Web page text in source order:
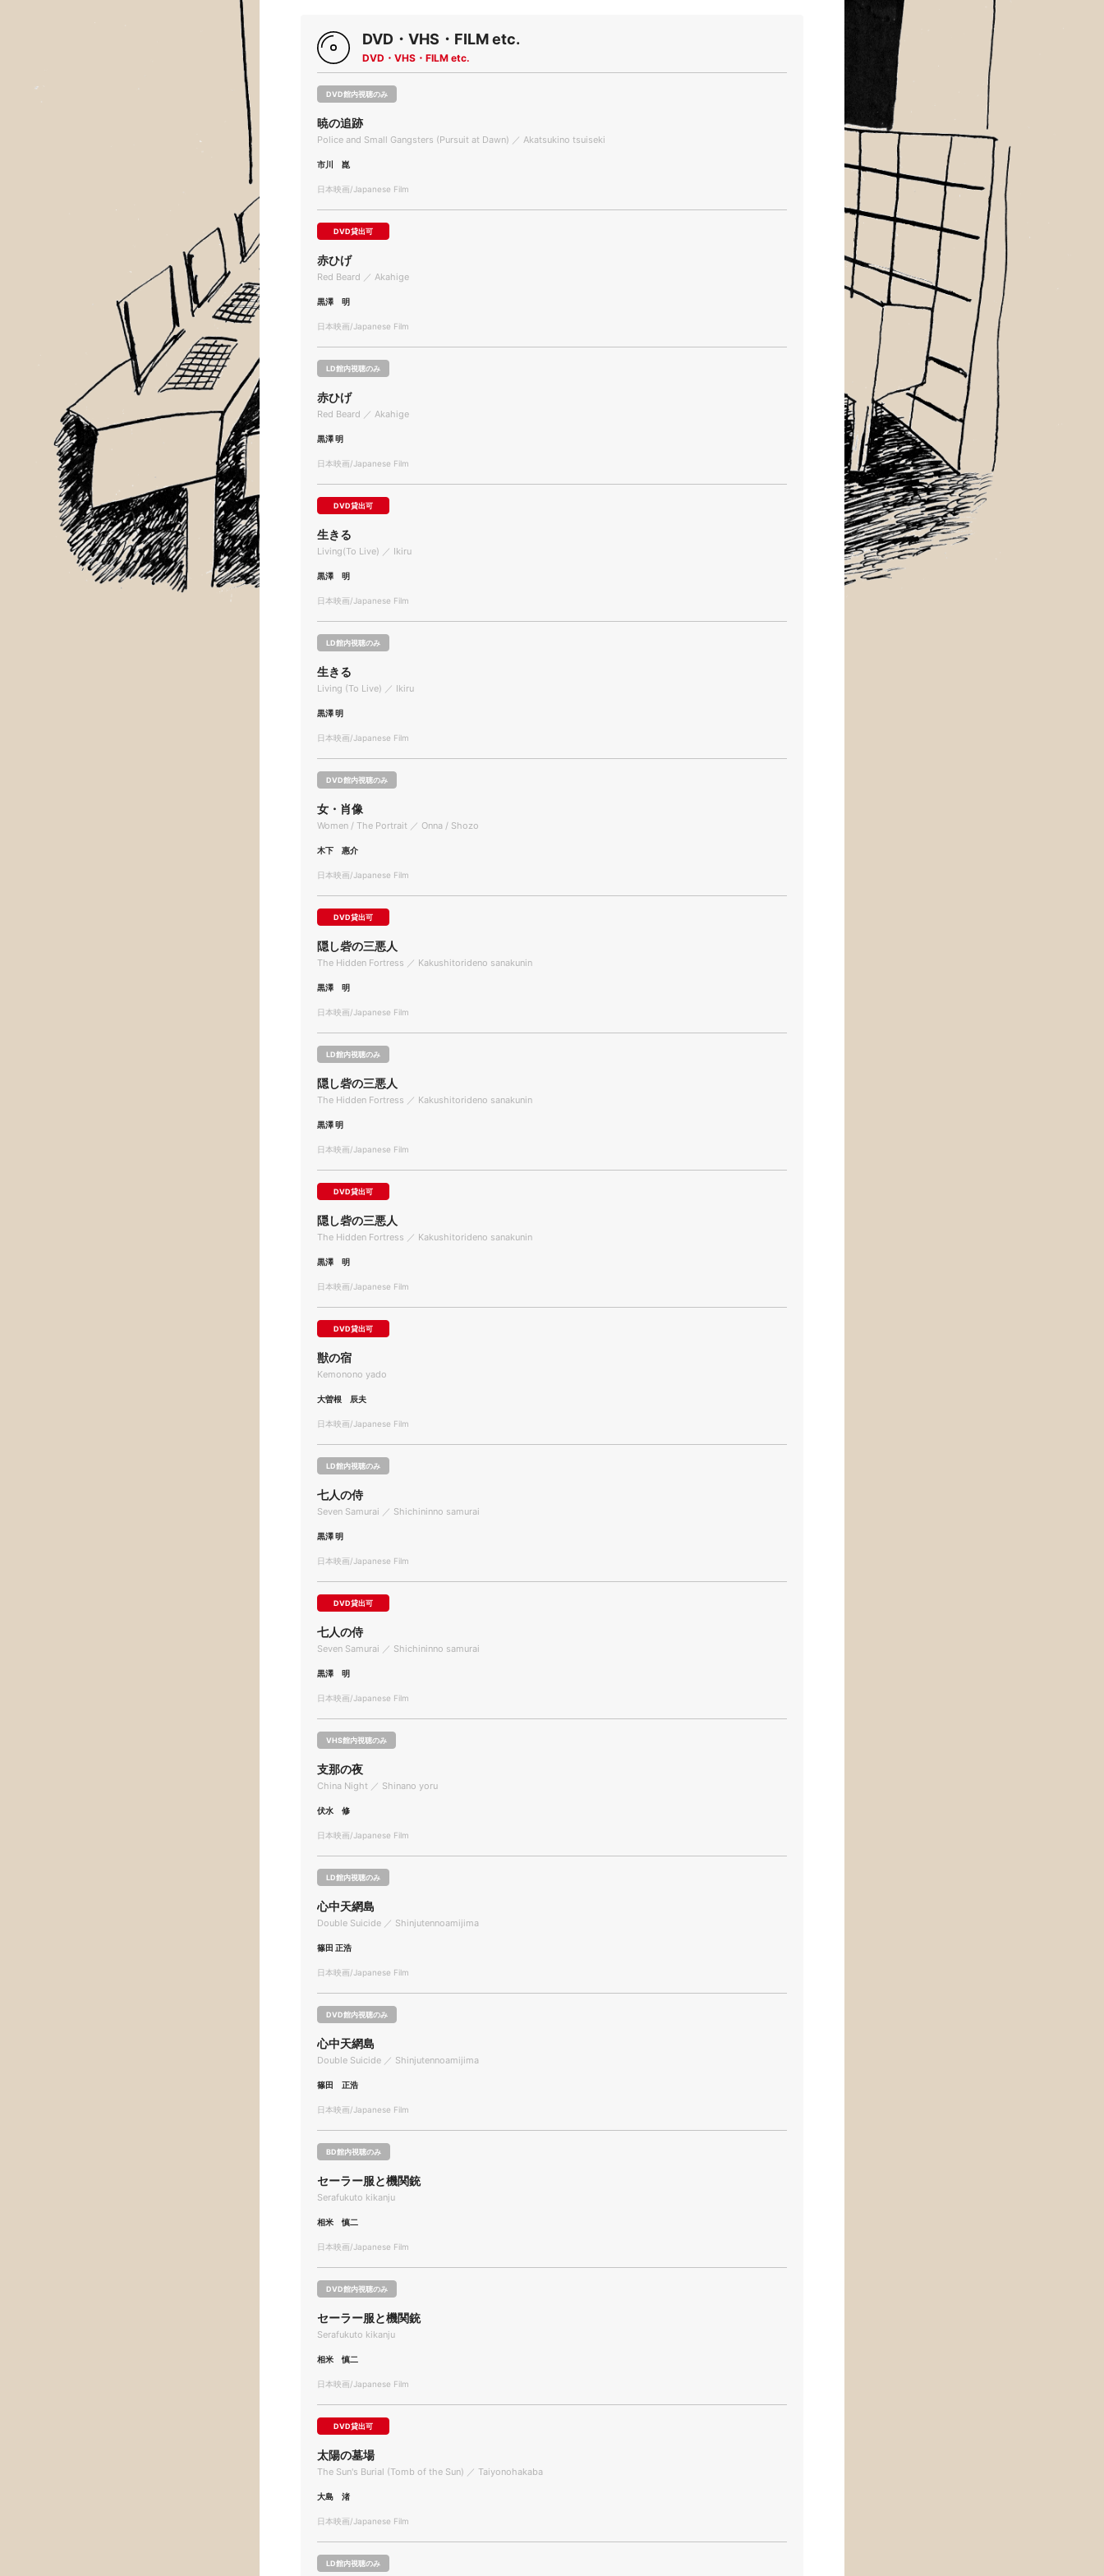
DVD・VHS・FILM etc.
DVD・VHS・FILM etc.
DVD館内視聴のみ
暁の追跡
Police and Small Gangsters (Pursuit at Dawn) ／ Akatsukino tsuiseki
市川 崑
日本映画/Japanese Film
DVD貸出可
赤ひげ
Red Beard ／ Akahige
黒澤 明
日本映画/Japanese Film
LD館内視聴のみ
赤ひげ
Red Beard ／ Akahige
黒澤 明
日本映画/Japanese Film
DVD貸出可
生きる
Living(To Live) ／ Ikiru
黒澤 明
日本映画/Japanese Film
LD館内視聴のみ
生きる
Living (To Live) ／ Ikiru
黒澤 明
日本映画/Japanese Film
DVD館内視聴のみ
女・肖像
Women / The Portrait ／ Onna / Shozo
木下 惠介
日本映画/Japanese Film
DVD貸出可
隠し砦の三悪人
The Hidden Fortress ／ Kakushitorideno sanakunin
黒澤 明
日本映画/Japanese Film
LD館内視聴のみ
隠し砦の三悪人
The Hidden Fortress ／ Kakushitorideno sanakunin
黒澤 明
日本映画/Japanese Film
DVD貸出可
隠し砦の三悪人
The Hidden Fortress ／ Kakushitorideno sanakunin
黒澤 明
日本映画/Japanese Film
DVD貸出可
獣の宿
Kemonono yado
大曽根 辰夫
日本映画/Japanese Film
LD館内視聴のみ
七人の侍
Seven Samurai ／ Shichininno samurai
黒澤 明
日本映画/Japanese Film
DVD貸出可
七人の侍
Seven Samurai ／ Shichininno samurai
黒澤 明
日本映画/Japanese Film
VHS館内視聴のみ
支那の夜
China Night ／ Shinano yoru
伏水 修
日本映画/Japanese Film
LD館内視聴のみ
心中天網島
Double Suicide ／ Shinjutennoamijima
篠田 正浩
日本映画/Japanese Film
DVD館内視聴のみ
心中天網島
Double Suicide ／ Shinjutennoamijima
篠田 正浩
日本映画/Japanese Film
BD館内視聴のみ
セーラー服と機関銃
Serafukuto kikanju
相米 慎二
日本映画/Japanese Film
DVD館内視聴のみ
セーラー服と機関銃
Serafukuto kikanju
相米 慎二
日本映画/Japanese Film
DVD貸出可
太陽の墓場
The Sun's Burial (Tomb of the Sun) ／ Taiyonohakaba
大島 渚
日本映画/Japanese Film
LD館内視聴のみ